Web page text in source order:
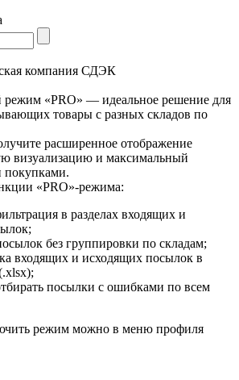
компания СДЭК
режим «PRO» — идеальное решение для
товары с разных складов по
расширенное отображение
визуализацию и максимальный
покупками.
«PRO»-режима:
в разделах входящих и
без группировки по складам;
входящих и исходящих посылок в
посылки с ошибками по всем
режим можно в меню профиля